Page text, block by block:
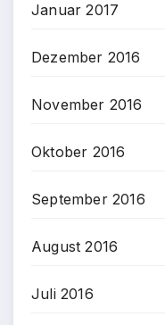
Januar 2017
Dezember 2016
November 2016
Oktober 2016
September 2016
August 2016
Juli 2016